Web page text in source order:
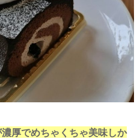
厚でめちゃくちゃ美味しか